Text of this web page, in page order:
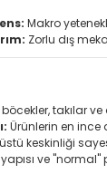
Makro
Zorlu dış
böcekler, takılar
Ürünlerin en ince
keskinliği
ve